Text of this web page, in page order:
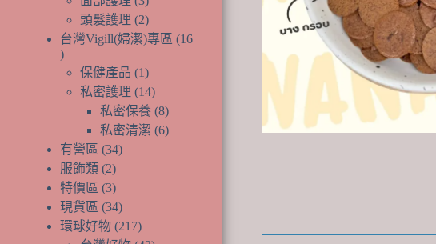
品
個
產
頭髮護理 22
個
品
台灣Vigill(婦潔)專區
16
16
個
產
保健產品 11
個
產
品
私密護理 1414
個
產
私密保養 88
個
私密清潔 66
有營區 3434
品
服飾類 22
個
產
品
特價區 33
個
產
品
現貨區 3434
個
產
環球好物 217217
個43